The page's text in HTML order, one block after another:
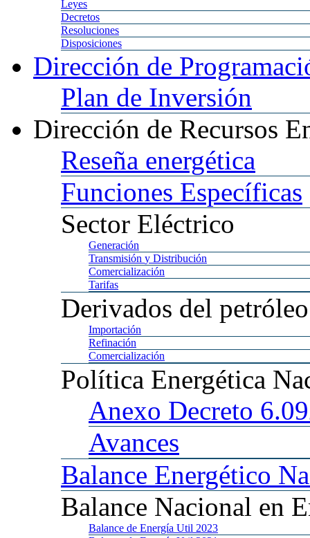
Leyes
Decretos
Resoluciones
Disposiciones
Dirección de
Plan de Inversión
Dirección de Recursos
Reseña energética
Funciones Específicas
Sector Eléctrico
Generación
Transmisión y Distribución
Comercialización
Tarifas
Derivados del petróleo
Importación
Refinación
Comercialización
Política Energética
Anexo Decreto
Avances
Balance Energético
Balance Nacional en
Balance de Energía Util 2023